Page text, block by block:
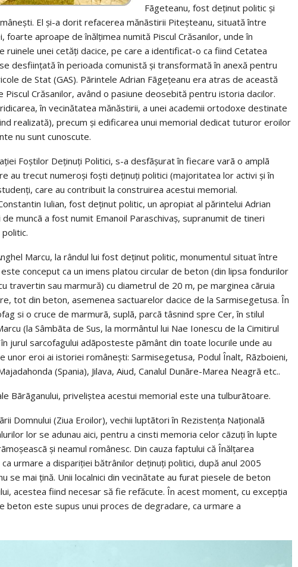
Fãgeteanu, fost deținut politic și
El și-a dorit refacerea mănãstirii Piteșteanu, situată între
foarte aproape de înălțimea numită Piscul Crăsanilor, unde în
ruinele unei cetăți dacice, pe care a identificat-o ca fiind Cetatea
desființată în perioada comunistă și transformată în anexă pentru
de Stat (GAS). Pãrintele Adrian Fãgețeanu era atras de această
Crăsanilor, având o pasiune deosebită pentru istoria dacilor.
în vecinătatea mănăstirii, a unei academii ortodoxe destinate
realizată), precum și edificarea unui memorial dedicat tuturor eroilor
nu sunt cunoscute.
Foștilor Deținuți Politici, s-a desfãșurat în fiecare varã o amplã
au trecut numeroși foști deținuți politici (majoritatea lor activi și în
care au contribuit la construirea acestui memorial.
Iulian, fost deținut politic, un apropiat al părintelui Adrian
muncã a fost numit Emanoil Paraschivaş, supranumit de tineri
Marcu, la rândul lui fost deținut politic, monumentul situat între
conceput ca un imens platou circular de beton (din lipsa fondurilor
travertin sau marmură) cu diametrul de 20 m, pe marginea cãruia
tot din beton, asemenea sactuarelor dacice de la Sarmisegetusa. În
si o cruce de marmurã, suplã, parcã tâsnind spre Cer, în stilul
(la Sâmbãta de Sus, la mormântul lui Nae Ionescu de la Cimitirul
jurul sarcofagului adãposteste pãmânt din toate locurile unde au
unor eroi ai istoriei românești: Sarmisegetusa, Podul Înalt, Rãzboieni,
(Spania), Jilava, Aiud, Canalul Dunãre-Marea Neagrã etc..
Bãrãganului, priveliștea acestui memorial este una tulburãtoare.
Domnului (Ziua Eroilor), vechii luptãtori în Rezistența Naționalã
lor se adunau aici, pentru a cinsti memoria celor cãzuți în lupte
și neamul românesc. Din cauza faptului că Înălțarea
urmare a dispariției bătrânilor deținuți politici, după anul 2005
se mai țină. Unii localnici din vecinătate au furat piesele de beton
acestea fiind necesar să fie refăcute. În acest moment, cu excepția
beton este supus unui proces de degradare, ca urmare a